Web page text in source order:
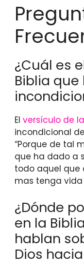
¿Cuál es
Biblia
El versículo de
incondicional
“Porque de tal
que ha dado a
todo aquel que
mas tenga vida
¿Dónde
en la
hablan
Dios